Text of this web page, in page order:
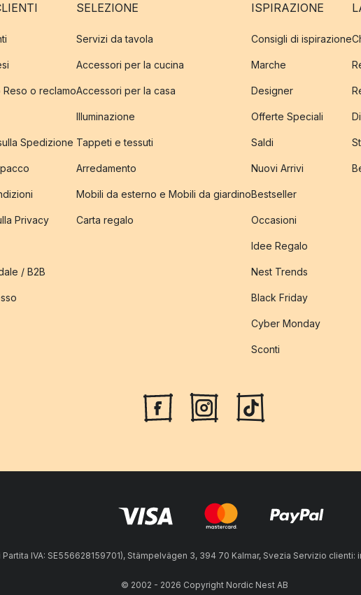
Reso o reclamo
Spedizione
Privacy
/ B2B
SELEZIONE
Servizi da tavola
Accessori per la cucina
Accessori per la casa
Illuminazione
Tappeti e tessuti
Arredamento
Mobili da esterno e Mobili da giardino
Carta regalo
ISPIRAZIONE
Consigli di ispirazione
Marche
Designer
Offerte Speciali
Saldi
Nuovi Arrivi
Bestseller
Occasioni
Idee Regalo
Nest Trends
Black Friday
Cyber Monday
Sconti
Partita IVA: SE556628159701), Stämpelvägen 3, 394 70 Kalmar, Svezia Servizio
© 2002 - 2026 Copyright Nordic Nest AB